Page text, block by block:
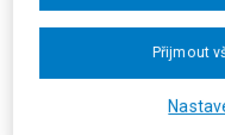
Daňové řízení:
Datum:17.06.2010· Sbírkové
·
· Vydání:12/
Přijmout